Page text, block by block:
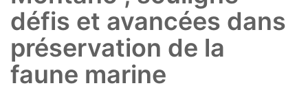
défis et avancées dans
préservation de la
faune marine